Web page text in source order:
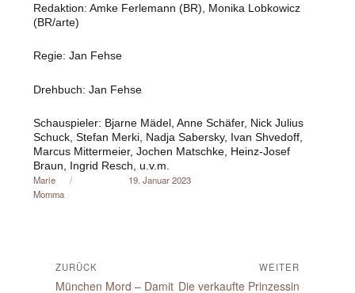
Redaktion: Amke Ferlemann (BR), Monika Lobkowicz
(BR/arte)
Regie: Jan Fehse
Drehbuch: Jan Fehse
Schauspieler: Bjarne Mädel, Anne Schäfer, Nick Julius
Schuck, Stefan Merki, Nadja Sabersky, Ivan Shvedoff,
Marcus Mittermeier, Jochen Matschke, Heinz-Josef
Braun, Ingrid Resch, u.v.m.
Autor
Marie
Momma
Veröffentlicht am
19. Januar 2023
ZURÜCK
Vorheriger
München Mord – Damit
WEITER
Nächster
Die verkaufte Prinzessin